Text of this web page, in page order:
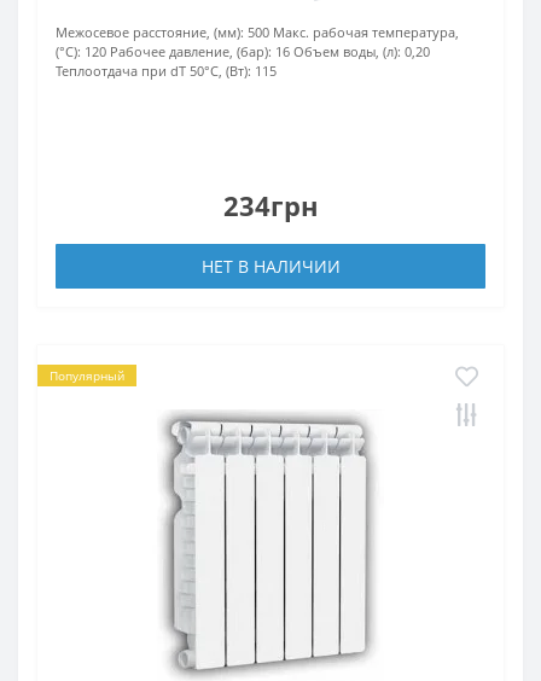
Межосевое расстояние, (мм): 500 Макс. рабочая температура,
(°С): 120 Рабочее давление, (бар): 16 Объем воды, (л): 0,20
Теплоотдача при dT 50°С, (Вт): 115
234грн
НЕТ В НАЛИЧИИ
Популярный